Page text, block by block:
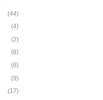
(44)
(4)
(2)
(8)
(6)
(9)
(17)